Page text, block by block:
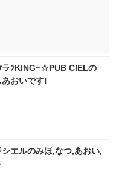
ラﾝKING~☆PUB CIELの
おいです!
エルのみほ,なつ,あおい,